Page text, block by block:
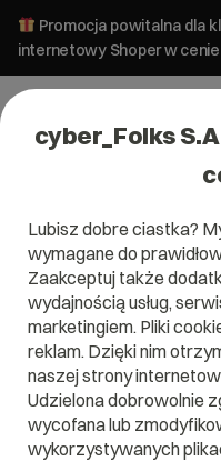
Promocja powitalna dla
internetowy Shoper w cenie
Zarejestruj adres
cyber_Folks
Lubisz dobre ciastka?
wymagane do
Zaakceptuj także
wydajnością usług,
marketingiem. Pliki
reklam. Dzięki nim
naszej strony
Udzielona dobrowolnie
wycofana lub
wykorzystywanych